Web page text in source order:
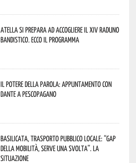
Atella si prepara ad accogliere il XIV Raduno
Bandistico. Ecco il programma
Il Potere della parola: appuntamento con
Dante a Pescopagano
Basilicata, trasporto pubblico locale: “Gap
della mobilità, serve una svolta”. La
situazione